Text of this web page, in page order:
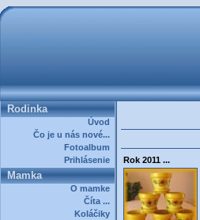
Rodinka
Úvod
Čo je u nás nové...
Fotoalbum
Prihlásenie
Mamka
O mamke
Číta ...
Koláčiky
Rok 2011 ...